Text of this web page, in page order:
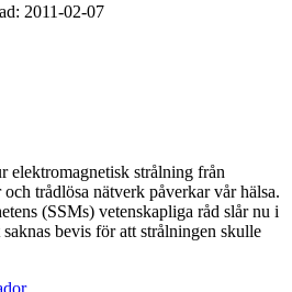
2011-02-07
elektromagnetisk strålning från
trådlösa nätverk påverkar vår hälsa.
(SSMs) vetenskapliga råd slår nu i
bevis för att strålningen skulle